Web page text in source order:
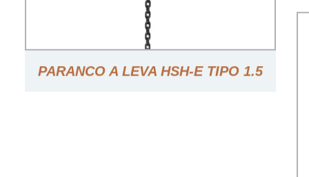
PARANCO A LEVA HSH-E TIPO 1.5